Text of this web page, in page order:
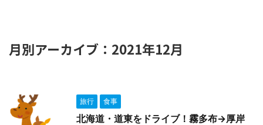
月別アーカイブ：2021年12月
旅行 食事
北海道・道東をドライブ！霧多布→厚岸